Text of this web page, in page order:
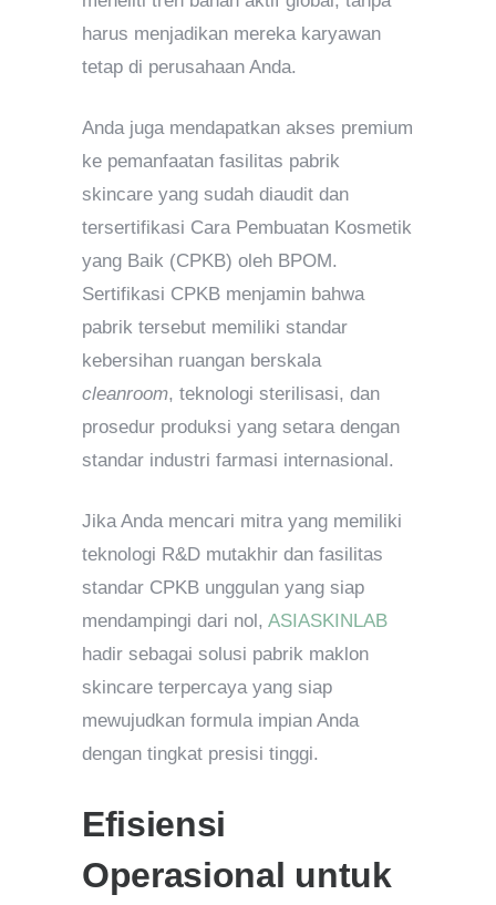
harus menjadikan mereka karyawan
tetap di perusahaan Anda.
Anda juga mendapatkan akses premium
ke pemanfaatan fasilitas pabrik
skincare yang sudah diaudit dan
tersertifikasi Cara Pembuatan Kosmetik
yang Baik (CPKB) oleh BPOM.
Sertifikasi CPKB menjamin bahwa
pabrik tersebut memiliki standar
kebersihan ruangan berskala
cleanroom, teknologi sterilisasi, dan
prosedur produksi yang setara dengan
standar industri farmasi internasional.
Jika Anda mencari mitra yang memiliki
teknologi R&D mutakhir dan fasilitas
standar CPKB unggulan yang siap
mendampingi dari nol, ASIASKINLAB
hadir sebagai solusi pabrik maklon
skincare terpercaya yang siap
mewujudkan formula impian Anda
dengan tingkat presisi tinggi.
Efisiensi
Operasional untuk